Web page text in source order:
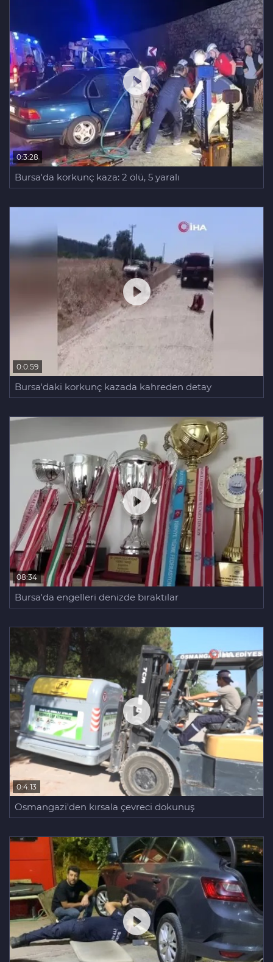
Osmangazi’de yazlık sinema,
çocukları buluşturdu
0:3:28
Bursa'da korkunç kaza: 2 ölü, 5 yaralı
0:0:59
Bursa'daki korkunç kazada kahreden detay
08:34
Bursa'da engelleri denizde bıraktılar
0:4:13
Osmangazi'den kırsala çevreci dokunuş